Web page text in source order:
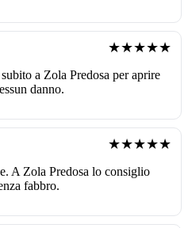
★★★★★
a Zola Predosa per aprire
danno.
★★★★★
A Zola Predosa lo consiglio
fabbro.